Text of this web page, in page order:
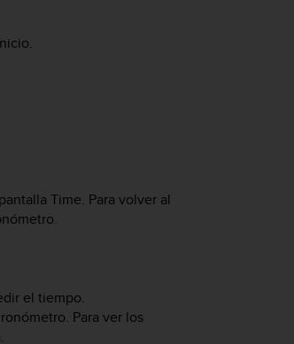
Time. Para volver al
el tiempo.
Para ver los